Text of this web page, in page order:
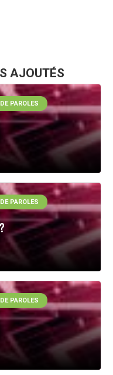
AJOUTÉS
PAROLES
PAROLES
PAROLES